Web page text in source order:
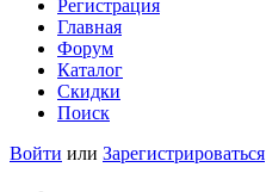
Регистрация
Главная
Форум
Каталог
Скидки
Поиск
Войти или Зарегистрироваться